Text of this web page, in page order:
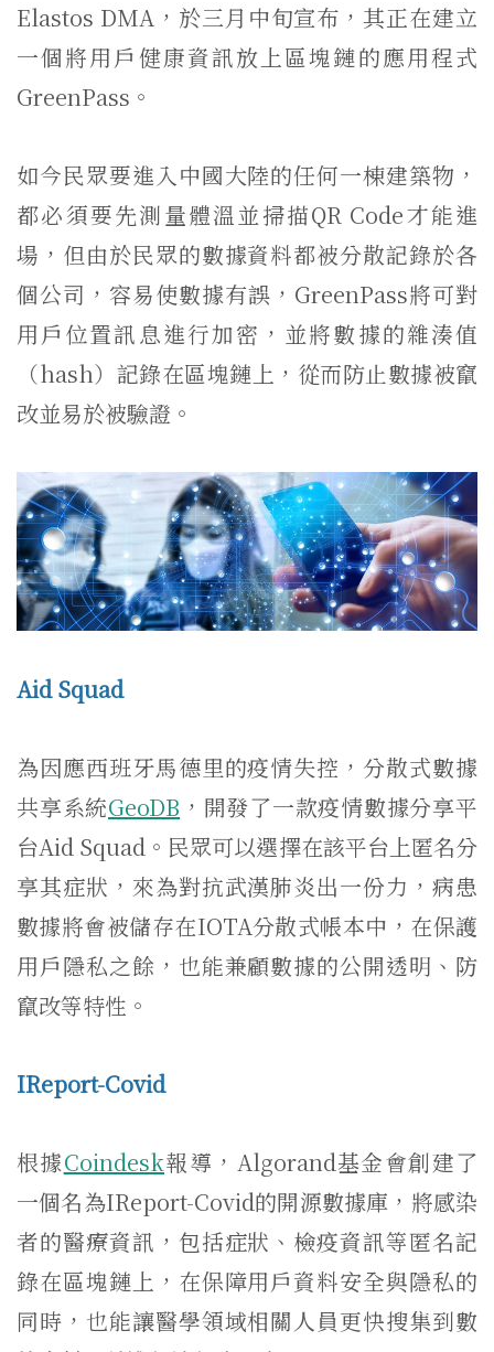
Elastos DMA，於三月中旬宣布，其正在建立
一個將用戶健康資訊放上區塊鏈的應用程式
GreenPass。
如今民眾要進入中國大陸的任何一棟建築物，
都必須要先測量體溫並掃描QR Code才能進
場，但由於民眾的數據資料都被分散記錄於各
個公司，容易使數據有誤，GreenPass將可對
用戶位置訊息進行加密，並將數據的雜湊值
（hash）記錄在區塊鏈上，從而防止數據被竄
改並易於被驗證。
Aid Squad
為因應西班牙馬德里的疫情失控，分散式數據
共享系統GeoDB ，開發了一款疫情數據分享平
台Aid Squad。民眾可以選擇在該平台上匿名分
享其症狀，來為對抗武漢肺炎出一份力，病患
數據將會被儲存在IOTA分散式帳本中，在保護
用戶隱私之餘，也能兼顧數據的公開透明、防
竄改等特性。
IReport-Covid
根據Coindesk報導，Algorand基金會創建了
一個名為IReport-Covid的開源數據庫，將感染
者的醫療資訊，包括症狀、檢疫資訊等匿名記
錄在區塊鏈上，在保障用戶資料安全與隱私的
同時，也能讓醫學領域相關人員更快搜集到數